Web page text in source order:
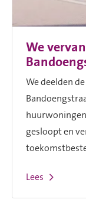
We
We deelden
gesloopt en
Lees